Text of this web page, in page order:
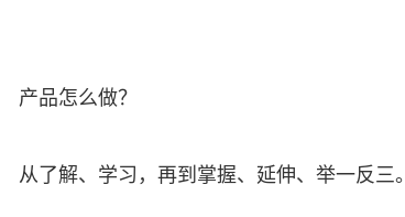
产品怎么做？
从了解、学习，再到掌握、延伸、举一反三。